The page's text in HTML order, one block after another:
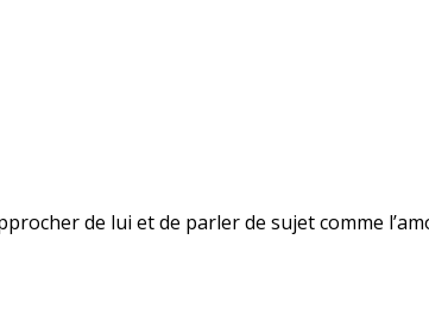
de lui et de parler de sujet comme